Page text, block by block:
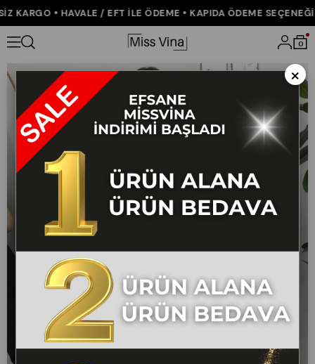
KARGO • HAVALE / EFT İLE ÖDEME • KAPIDA ÖDEME SEÇENEĞİ
0
Anasayfa KOLEKSİYON ALT GİYİM 3953 GABARDİN BOYFREND
×